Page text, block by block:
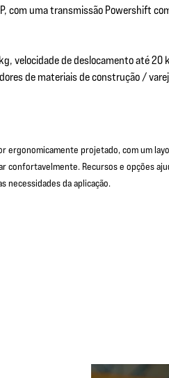
com uma transmissão Powershift
velocidade de deslocamento até
de materiais de construção /
ergonomicamente projetado, com um
confortavelmente. Recursos e opções
necessidades da aplicação.